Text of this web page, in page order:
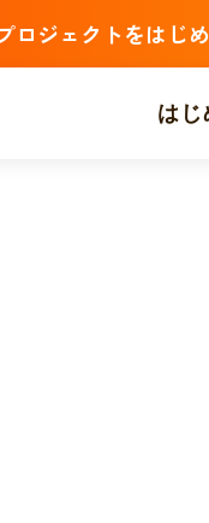
ロジェクトをはじ
はじ